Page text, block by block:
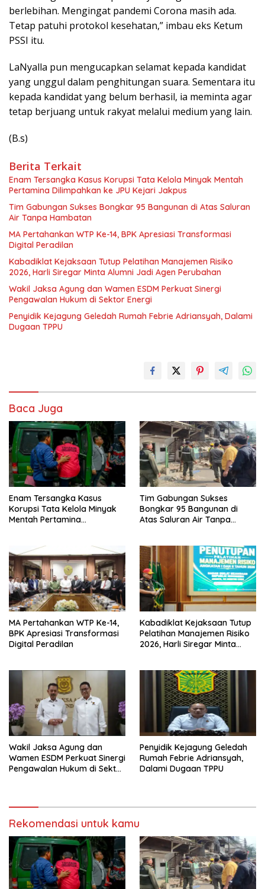
berlebihan. Mengingat pandemi Corona masih ada.
Tetap patuhi protokol kesehatan,” imbau eks Ketum
PSSI itu.
LaNyalla pun mengucapkan selamat kepada kandidat
yang unggul dalam penghitungan suara. Sementara itu
kepada kandidat yang belum berhasil, ia meminta agar
tetap berjuang untuk rakyat melalui medium yang lain.
(B.s)
Berita Terkait
Enam Tersangka Kasus Korupsi Tata Kelola Minyak Mentah
Pertamina Dilimpahkan ke JPU Kejari Jakpus
Tim Gabungan Sukses Bongkar 95 Bangunan di Atas Saluran
Air Tanpa Hambatan
MA Pertahankan WTP Ke-14, BPK Apresiasi Transformasi
Digital Peradilan
Kabadiklat Kejaksaan Tutup Pelatihan Manajemen Risiko
2026, Harli Siregar Minta Alumni Jadi Agen Perubahan
Wakil Jaksa Agung dan Wamen ESDM Perkuat Sinergi
Pengawalan Hukum di Sektor Energi
Penyidik Kejagung Geledah Rumah Febrie Adriansyah, Dalami
Dugaan TPPU
Baca Juga
Enam Tersangka Kasus
Korupsi Tata Kelola Minyak
Mentah Pertamina
Tim Gabungan Sukses
Bongkar 95 Bangunan di
Atas Saluran Air Tanpa
MA Pertahankan WTP Ke-14,
BPK Apresiasi Transformasi
Digital Peradilan
Kabadiklat Kejaksaan Tutup
Pelatihan Manajemen Risiko
2026, Harli Siregar Minta
Wakil Jaksa Agung dan
Wamen ESDM Perkuat Sinergi
Pengawalan Hukum di Sektor
Penyidik Kejagung Geledah
Rumah Febrie Adriansyah,
Dalami Dugaan TPPU
Rekomendasi untuk kamu